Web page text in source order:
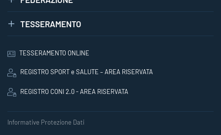
TESSERAMENTO
TESSERAMENTO ONLINE
REGISTRO SPORT e SALUTE – AREA RISERVATA
REGISTRO CONI 2.0 - AREA RISERVATA
Informative Protezione Dati